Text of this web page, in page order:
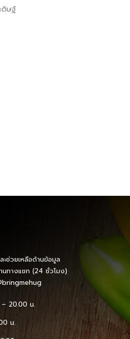
ดิษฐ์
ะช่วยเหลือด้านข้อมูล
นทางแชท (24 ชั่วโมง)
20.00 น.
น.